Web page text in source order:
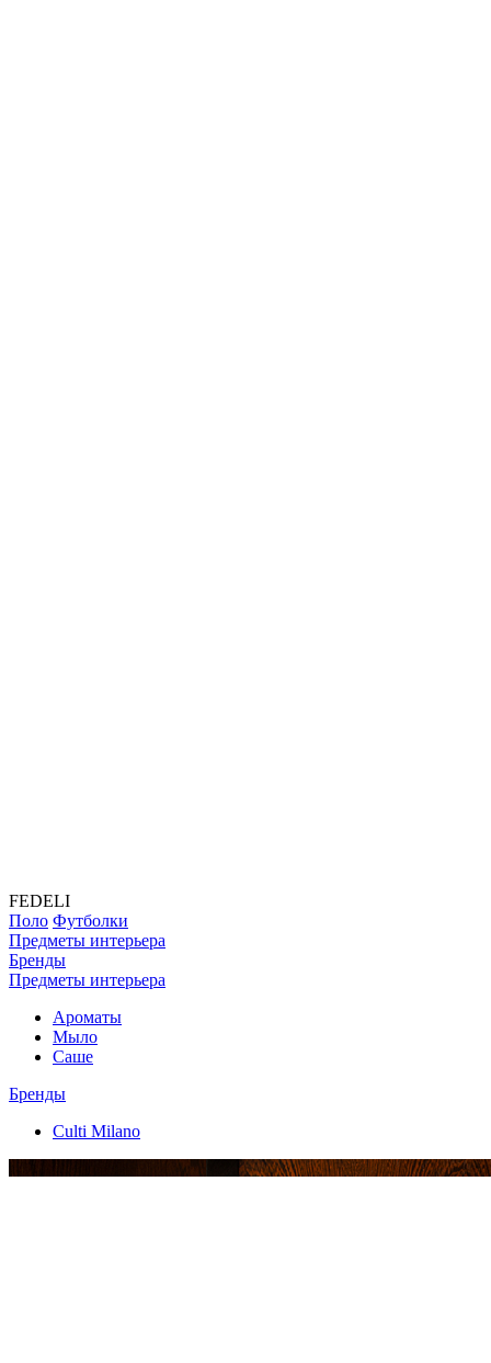
FEDELI
Поло Футболки
Предметы интерьера
Бренды
Предметы интерьера
Ароматы
Мыло
Саше
Бренды
Culti Milano